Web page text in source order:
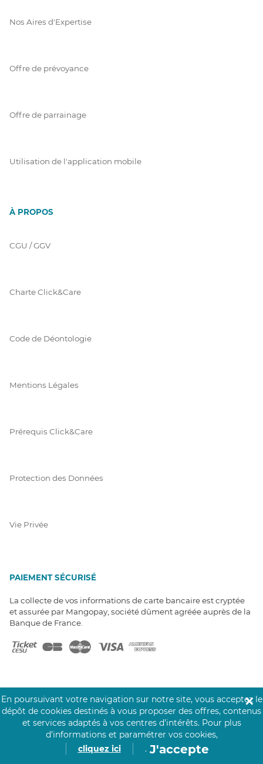
Nos Aires d'Expertise
Offre de prévoyance
Offre de parrainage
Utilisation de l'application mobile
À PROPOS
CGU / GGV
Charte Click&Care
Code de Déontologie
Mentions Légales
Prérequis Click&Care
Protection des Données
Vie Privée
PAIEMENT SÉCURISÉ
La collecte de vos informations de carte bancaire est cryptée
et assurée par Mangopay, société dûment agréée auprès de la
Banque de France.
NOS PARTENAIRES
Click&Care est soutenu par les Groupes
Caisse des Dépôts et MAIF.
En poursuivant votre navigation sur notre site, vous acceptez le
dépôt de cookies destinés à vous proposer des offres, contenus
et services adaptés à vos centres d’intérêts. Pour plus
d’informations et paramétrer vos cookies,
cliquez ici
. J'accepte
✕